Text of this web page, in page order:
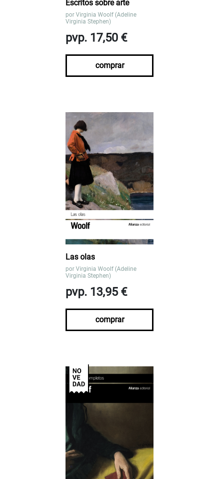
Escritos sobre arte
por Virginia Woolf (Adeline
Virginia Stephen)
pvp. 17,50 €
comprar
Las olas
por Virginia Woolf (Adeline
Virginia Stephen)
pvp. 13,95 €
comprar